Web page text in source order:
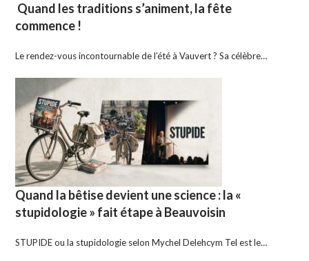
Quand les traditions s’animent, la fête
commence !
Le rendez-vous incontournable de l’été à Vauvert ? Sa célèbre…
Quand la bêtise devient une science : la «
stupidologie » fait étape à Beauvoisin
STUPIDE ou la stupidologie selon Mychel Delehcym Tel est le…